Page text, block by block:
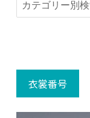
衣裳番号